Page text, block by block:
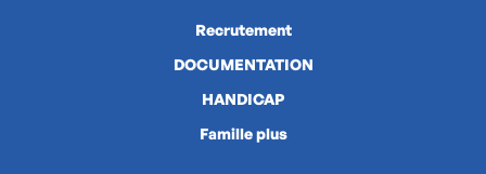
Recrutement
DOCUMENTATION
HANDICAP
Famille plus